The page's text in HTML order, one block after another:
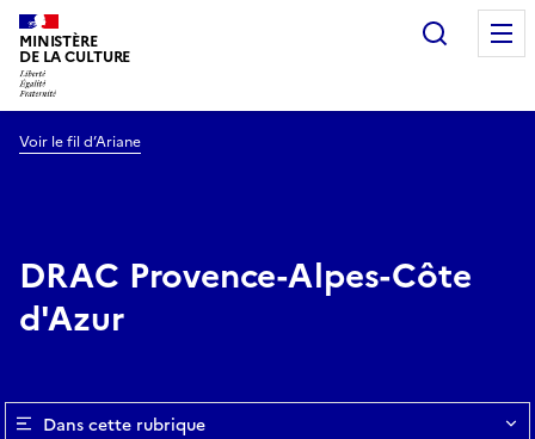
MINISTÈRE
DE LA CULTURE
Voir le fil d’Ariane
DRAC Provence-Alpes-Côte
d'Azur
Dans cette rubrique